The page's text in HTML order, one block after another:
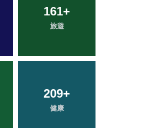
34+
科技新知
50+
頭條